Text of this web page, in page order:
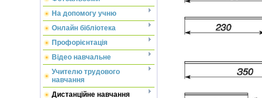
На допомогу учню
Онлайн бібліотека
Профорієнтація
Відео навчальне
Учителю трудового
навчання
Дистанційне навчання